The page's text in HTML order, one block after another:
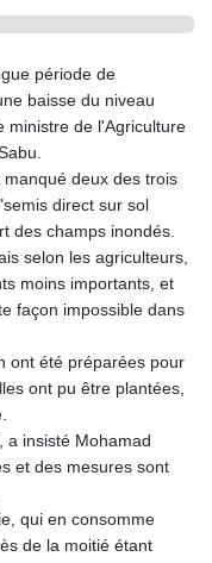
période de
baisse du niveau
ministre de l'Agriculture
deux des trois
direct sur sol
des champs inondés.
selon les agriculteurs,
moins importants, et
façon impossible dans
ont été préparées pour
ont pu être plantées,
a insisté Mohamad
et des mesures sont
qui en consomme
de la moitié étant